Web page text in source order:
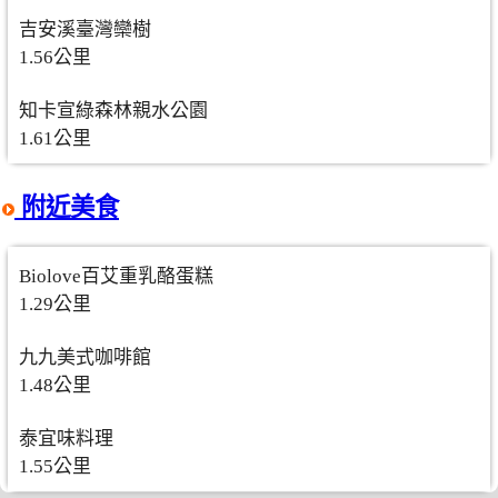
吉安溪臺灣欒樹
1.56公里
知卡宣綠森林親水公園
1.61公里
附近美食
Biolove百艾重乳酪蛋糕
1.29公里
九九美式咖啡館
1.48公里
泰宜味料理
1.55公里